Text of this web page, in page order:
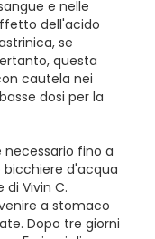
e nelle
dell'acido
se
questa
cautela nei
dosi per la
necessario fino a
bicchiere d'acqua
Vivin C.
a stomaco
Dopo tre giorni